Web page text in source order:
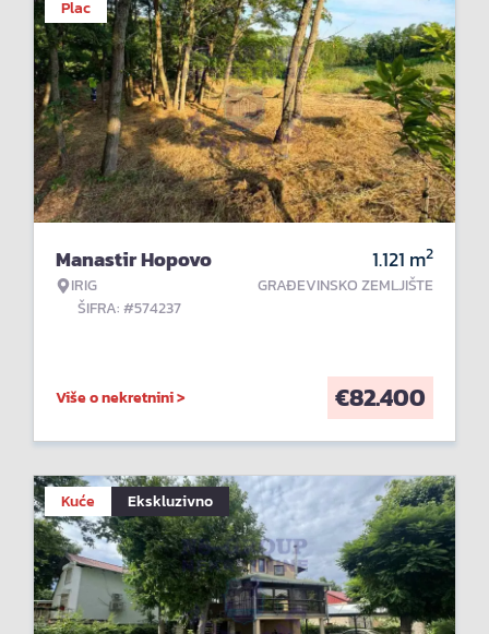
Plac
Manastir Hopovo
IRIG
ŠIFRA: #574237
1.121 m2
GRAĐEVINSKO ZEMLJIŠTE
Više o nekretnini > €82.400
Kuće Ekskluzivno